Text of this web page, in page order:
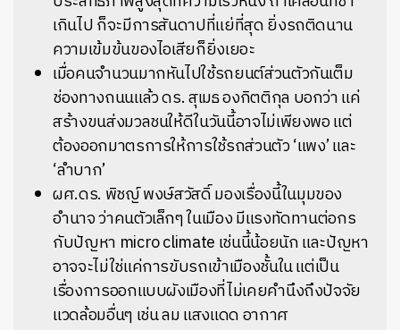
เกินไป ก็จะมีการสันดาปที่แย่ที่สุด ยิ่งรถติดนาน
ความเข้มข้นของไอเสียก็ยิ่งเยอะ
เมื่อคนจำนวนมากหันไปใช้รถยนต์ส่วนตัวกันเต็ม
ช่องทางถนนแล้ว ดร. สุเมธ องกิตติกุล บอกว่า แค่
สร้างขนส่งมวลชนให้ดีในวันนี้อาจไม่เพียงพอ แต่
ต้องออกมาตรการให้การใช้รถส่วนตัว ‘แพง’ และ
‘ลำบาก’
ผศ.ดร. พิชญ์ พงษ์สวัสดิ์มองเรื่องนี้ในมุมของ
อำนาจ ว่าคนตัวเล็กๆ ในเมือง มีแรงทัดทานต่อกร
กับปัญหา micro climate เช่นนี้น้อยนัก และปัญหา
อาจจะไม่ใช่แค่การขับรถเข้าเมืองชั้นใน แต่เป็น
เรื่องการออกแบบผังเมืองที่ไม่เคยคำนึงถึงปัจจัย
แวดล้อมอื่นๆ เช่น ลม แสงแดด อากาศ